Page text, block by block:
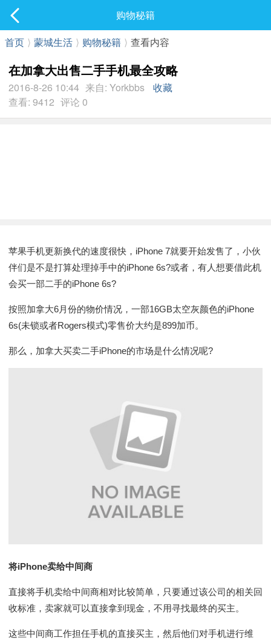
最新发表
购物秘籍
首页 ⟩ 蒙城生活 ⟩ 购物秘籍 ⟩ 查看内容
在加拿大出售二手手机最全攻略
2016-8-26 10:44 来自: Yorkbbs
收藏
查看: 9412 评论 0
苹果手机更新换代的速度很快，iPhone 7就要开始发售了，小伙
伴们是不是打算处理掉手中的iPhone 6s?或者，有人想要借此机
会买一部二手的iPhone 6s?
按照加拿大6月份的物价情况，一部16GB太空灰颜色的iPhone
6s(未锁或者Rogers模式)零售价大约是899加币。
那么，加拿大买卖二手iPhone的市场是什么情况呢?
将iPhone卖给中间商
直接将手机卖给中间商相对比较简单，只要通过该公司的相关回
收标准，卖家就可以直接拿到现金，不用寻找最终的买主。
这些中间商工作担任手机的直接买主，然后他们对手机进行维